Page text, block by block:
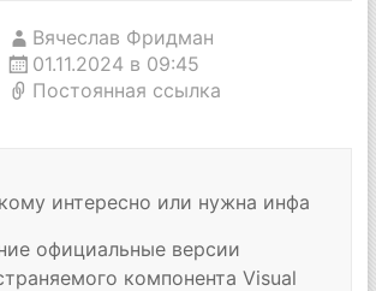
Вячеслав Фридман
01.11.2024 в 09:45
Постоянная ссылка
интересно или нужна инфа
официальные версии
компонента Visual